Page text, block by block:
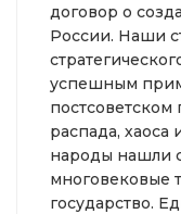
договор о
России. Наши
успешным
постсоветском
распада,
народы нашли
многовековые
государство.